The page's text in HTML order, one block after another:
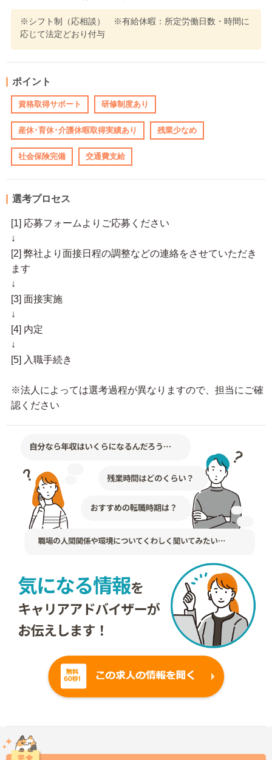
※シフト制（応相談） ※有給休暇：所定労働日数・時間に
応じて法定どおり付与
ポイント
資格取得サポート 研修制度あり
産休･育休･介護休暇取得実績あり 残業少なめ
社会保険完備 交通費支給
選考プロセス
[1] 応募フォームよりご応募ください
↓
[2] 弊社より面接日程の調整などの連絡をさせていただき
ます
↓
[3] 面接実施
↓
[4] 内定
↓
[5] 入職手続き
※法人によっては選考過程が異なりますので、担当にご確
認ください